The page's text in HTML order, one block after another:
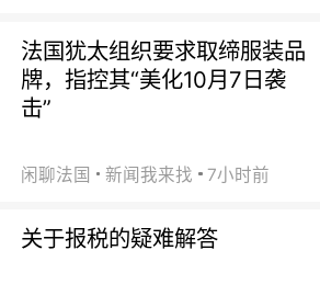
法国犹太组织要求取缔服装品
牌，指控其“美化10月7日袭
击”
闲聊法国 新闻我来找 7小时前
关于报税的疑难解答